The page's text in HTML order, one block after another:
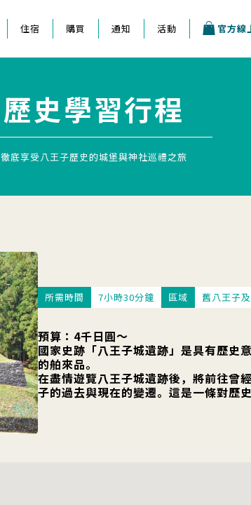
住宿 購買 通知 活動 官方線
歷史學習行程
徹底享受八王子歷史的城堡與神社巡禮之旅
所需時間 7小時30分鐘 區域 舊八王子
預算：4千日圓～
國家史跡「八王子城遺跡」是具有歷史
的舶來品。
在盡情遊覽八王子城遺跡後，將前往曾
子的過去與現在的變遷。這是一條對歷